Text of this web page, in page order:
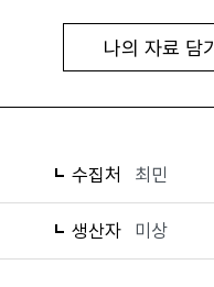
나의 자료 담기
수집처 최민
생산자 미상